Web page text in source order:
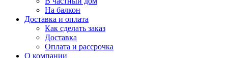
На балкон
Доставка и оплата
Как сделать заказ
Доставка
Оплата и рассрочка
О компании